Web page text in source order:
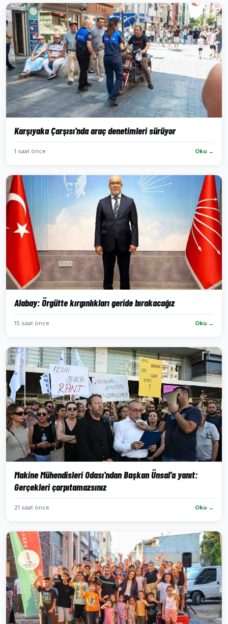
Karşıyaka Çarşısı’nda araç denetimleri sürüyor
1 saat önce Oku →
Alabay: Örgütte kırgınlıkları geride bırakacağız
15 saat önce Oku →
Makine Mühendisleri Odası'ndan Başkan Ünsal'a yanıt:
Gerçekleri çarpıtamazsınız
21 saat önce Oku →